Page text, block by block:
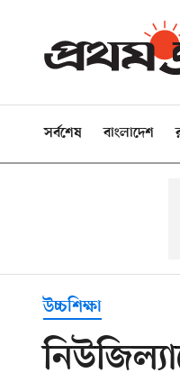
সর্বশেষ বাংলাদেশ
উচ্চশিক্ষা